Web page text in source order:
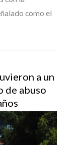
como el
a un
de abuso